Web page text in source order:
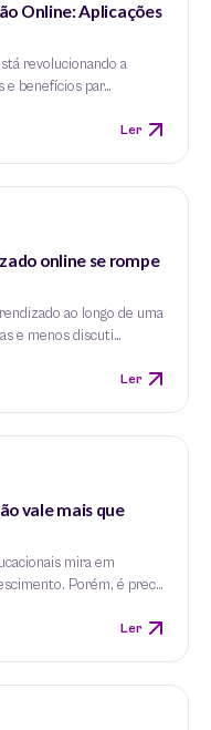
Online: Aplicações
revolucionando a
e benefícios par…
Ler
online se rompe
ao longo de uma
e menos discuti…
Ler
vale mais que
mira em
Porém, é prec…
Ler